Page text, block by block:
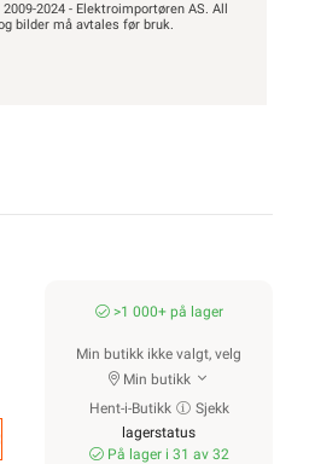
2024 - Elektroimportøren AS. All
bilder må avtales før bruk.
>1 000+ på lager
Min butikk ikke valgt, velg
Min butikk
Hent-i-Butikk
Sjekk
lagerstatus
På lager i 31 av 32